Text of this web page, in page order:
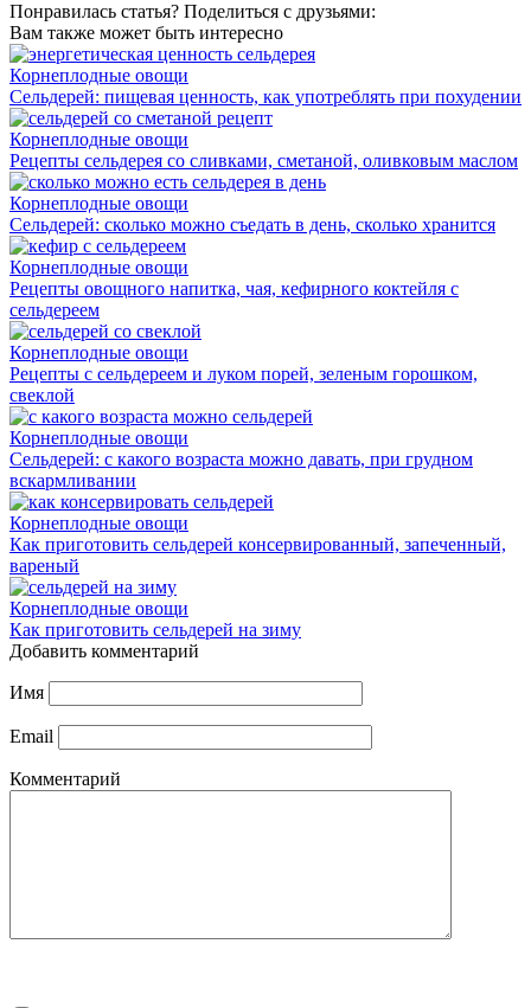
Понравилась статья? Поделиться с друзьями:
Вам также может быть интересно
Корнеплодные овощи
Сельдерей: пищевая ценность, как употреблять при похудении
Корнеплодные овощи
Рецепты сельдерея со сливками, сметаной, оливковым маслом
Корнеплодные овощи
Сельдерей: сколько можно съедать в день, сколько хранится
Корнеплодные овощи
Рецепты овощного напитка, чая, кефирного коктейля с
сельдереем
Корнеплодные овощи
Рецепты с сельдереем и луком порей, зеленым горошком,
свеклой
Корнеплодные овощи
Сельдерей: с какого возраста можно давать, при грудном
вскармливании
Корнеплодные овощи
Как приготовить сельдерей консервированный, запеченный,
вареный
Корнеплодные овощи
Как приготовить сельдерей на зиму
Добавить комментарий
Имя
Email
Комментарий